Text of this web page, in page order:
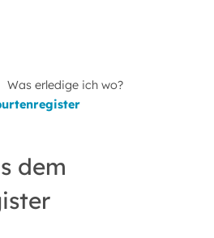
Was erledige ich wo?
dem